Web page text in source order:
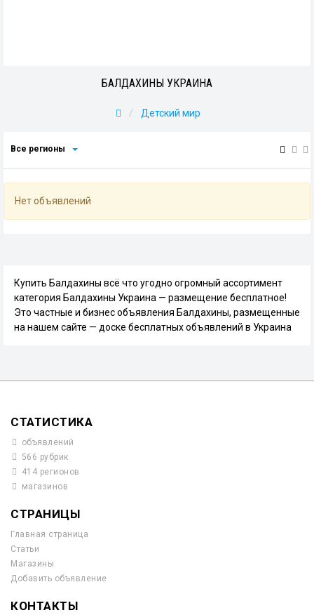
БАЛДАХИНЫ УКРАИНА
Детский мир
Все регионы
Нет объявлений
Купить Балдахины всё что угодно огромный ассортимент
категория Балдахины Украина — размещение бесплатное!
Это частные и бизнес объявления Балдахины, размещенные
на нашем сайте — доске бесплатных объявлений в Украина
СТАТИСТИКА
объявлений
566 рубрик
414 регионов
магазинов
СТРАНИЦЫ
Главная страница
Статьи
Магазины
Добавить объявление
КОНТАКТЫ